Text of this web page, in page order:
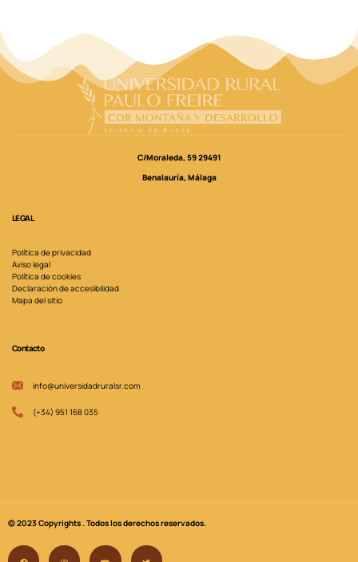
C/Moraleda, 59 29491
Benalauría, Málaga
LEGAL
Política de privacidad
Aviso legal
Política de cookies
Declaración de accesibilidad
Mapa del sitio
Contacto
info@universidadruralsr.com
(+34) 951 168 035
© 2023 Copyrights . Todos los derechos reservados.